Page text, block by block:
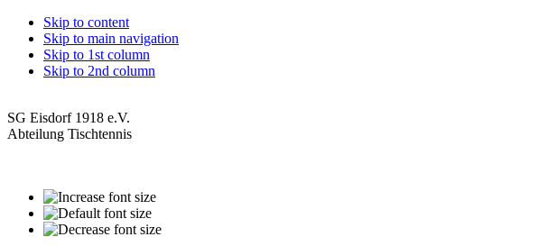
Skip to content
Skip to main navigation
Skip to 1st column
Skip to 2nd column
SG Eisdorf 1918 e.V.
Abteilung Tischtennis